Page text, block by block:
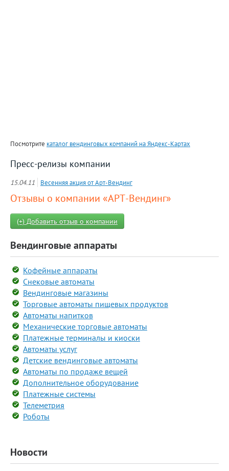
Посмотрите каталог вендинговых компаний на Яндекс-Картах
Пресс-релизы компании
15.04.11 Весенняя акция от Арт-Вендинг
Отзывы о компании «АРТ-Вендинг»
(+) Добавить отзыв о компании
Вендинговые аппараты
Кофейные аппараты
Снековые автоматы
Вендинговые магазины
Торговые автоматы пищевых продуктов
Автоматы напитков
Механические торговые автоматы
Платежные терминалы и киоски
Автоматы услуг
Детские вендинговые автоматы
Автоматы по продаже вещей
Дополнительное оборудование
Платежные системы
Телеметрия
Роботы
Новости